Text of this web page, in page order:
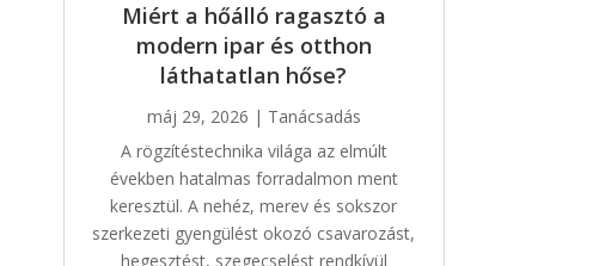
Miért a hőálló ragasztó a
modern ipar és otthon
láthatatlan hőse?
máj 29, 2026 | Tanácsadás
A rögzítéstechnika világa az elmúlt
években hatalmas forradalmon ment
keresztül. A nehéz, merev és sokszor
szerkezeti gyengülést okozó csavarozást,
hegesztést, szegecselést rendkívül